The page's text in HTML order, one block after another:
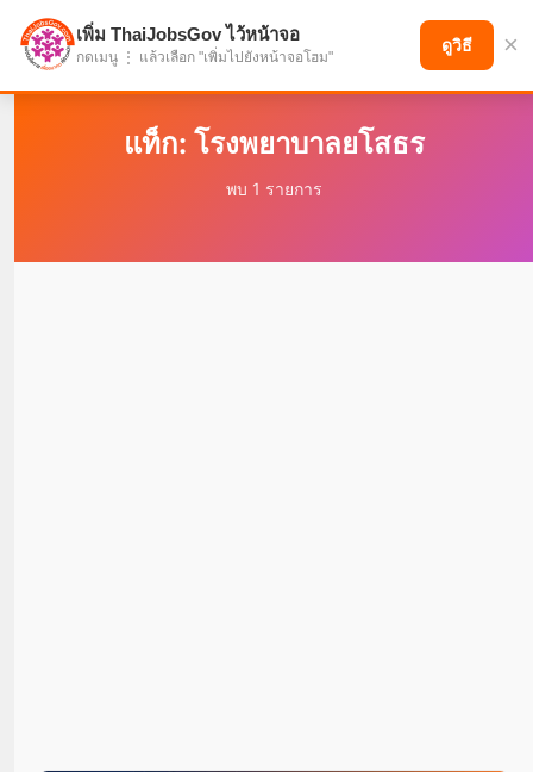
แบ่งปันโอกาส เพื่ออนาคตที่ก้าวหน้า
แท็ก: โรงพยาบาลยโสธร
พบ 1 รายการ
เพิ่ม ThaiJobsGov ไว้หน้าจอ
กดเมนู ⋮ แล้วเลือก "เพิ่มไปยังหน้าจอโฮม"
ดูวิธี ×